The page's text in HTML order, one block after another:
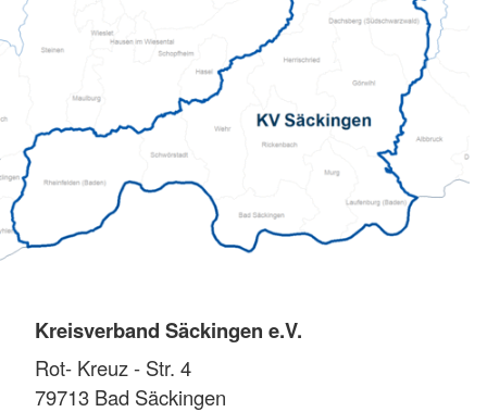
Kreisverband Säckingen e.V.
Rot- Kreuz - Str. 4
79713 Bad Säckingen